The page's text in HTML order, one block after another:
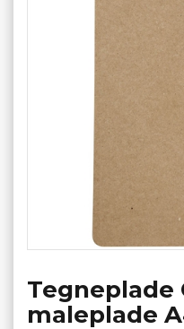
Tegneplade
maleplade